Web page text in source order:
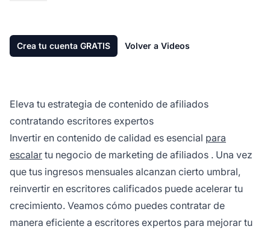
Crea tu cuenta GRATIS Volver a Videos
Eleva tu estrategia de contenido de afiliados
contratando escritores expertos
Invertir en contenido de calidad es esencial para
escalar tu negocio de marketing de afiliados . Una vez
que tus ingresos mensuales alcanzan cierto umbral,
reinvertir en escritores calificados puede acelerar tu
crecimiento. Veamos cómo puedes contratar de
manera eficiente a escritores expertos para mejorar tu